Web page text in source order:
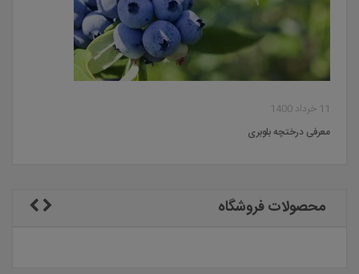
11 خرداد 1400
معرفی درختچه بلوبری
محصولات فروشگاه